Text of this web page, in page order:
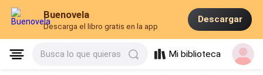
Buenovela
Descarga el libro gratis en la app
Descargar
Busca lo que quieras Mi biblioteca